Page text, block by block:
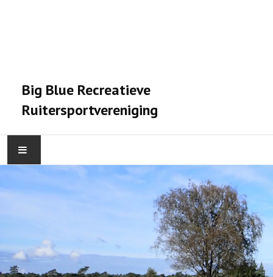
Big Blue Recreatieve
Ruitersportvereniging
VERENIGING
STALPRAET